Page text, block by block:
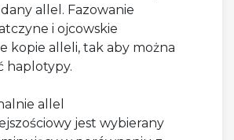
allel. Fazowanie
i ojcowskie
kopie alleli, tak aby można
haplotypy.
allel
jest wybierany